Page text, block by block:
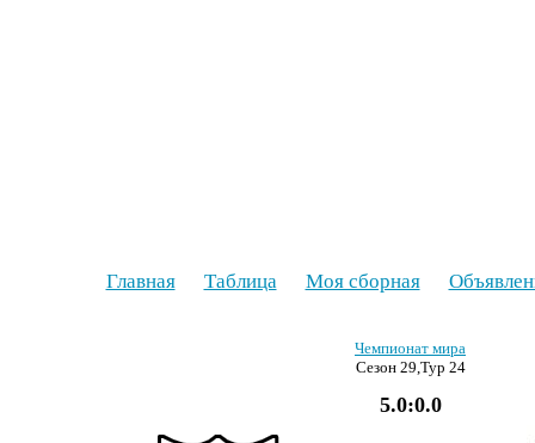
Главная Таблица Моя сборная
Чемпионат мира
Сезон 29,Тур 24
5.0:0.0